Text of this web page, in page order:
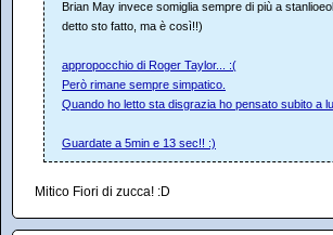
Brian May invece somiglia sempre di più a
detto sto fatto, ma è così!!)
appropocchio di Roger Taylor... :(
Però rimane sempre simpatico.
Quando ho letto sta disgrazia ho pensato subito a
Guardate a 5min e 13 sec!! :)
Mitico Fiori di zucca! :D